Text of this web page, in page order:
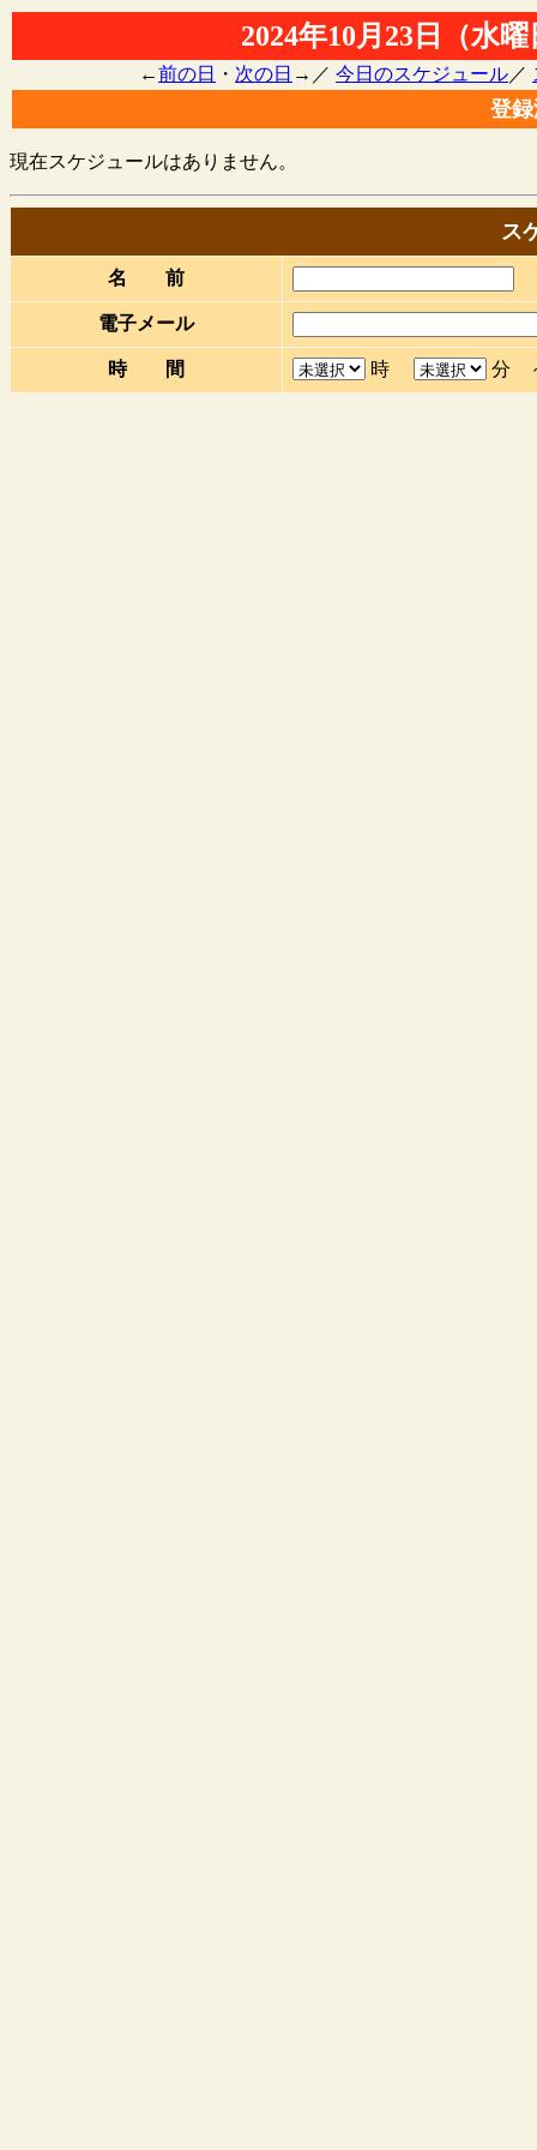
2024年10月23日（
←前の日 ・ 次の日 →／ 今日のスケジュール／
登
現在スケジュールはありません。
ス
名 前
電子メール
時 間 時 分